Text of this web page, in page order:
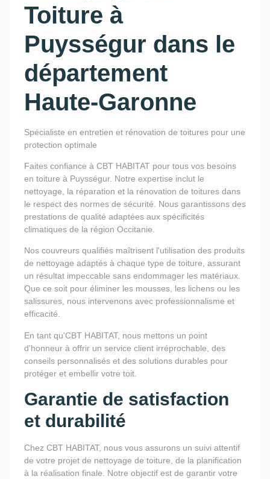
Toiture à
Puysségur dans le
département
Haute-Garonne
Spécialiste en entretien et rénovation de toitures pour une
protection optimale
Faites confiance à CBT HABITAT pour tous vos besoins
en toiture à Puysségur. Notre expertise inclut le
nettoyage, la réparation et la rénovation de toitures dans
le respect des normes de sécurité. Nous garantissons des
prestations de qualité adaptées aux spécificités
climatiques de la région Occitanie.
Nos couvreurs qualifiés maîtrisent l'utilisation des produits
de nettoyage adaptés à chaque type de toiture, assurant
un résultat impeccable sans endommager les matériaux.
Que ce soit pour éliminer les mousses, les lichens ou les
salissures, nous intervenons avec professionnalisme et
efficacité.
En tant qu'CBT HABITAT, nous mettons un point
d'honneur à offrir un service client irréprochable, des
conseils personnalisés et des solutions durables pour
protéger et embellir votre toit.
Garantie de satisfaction
et durabilité
Chez CBT HABITAT, nous vous assurons un suivi attentif
de votre projet de nettoyage de toiture, de la planification
à la réalisation finale. Notre objectif est de garantir votre